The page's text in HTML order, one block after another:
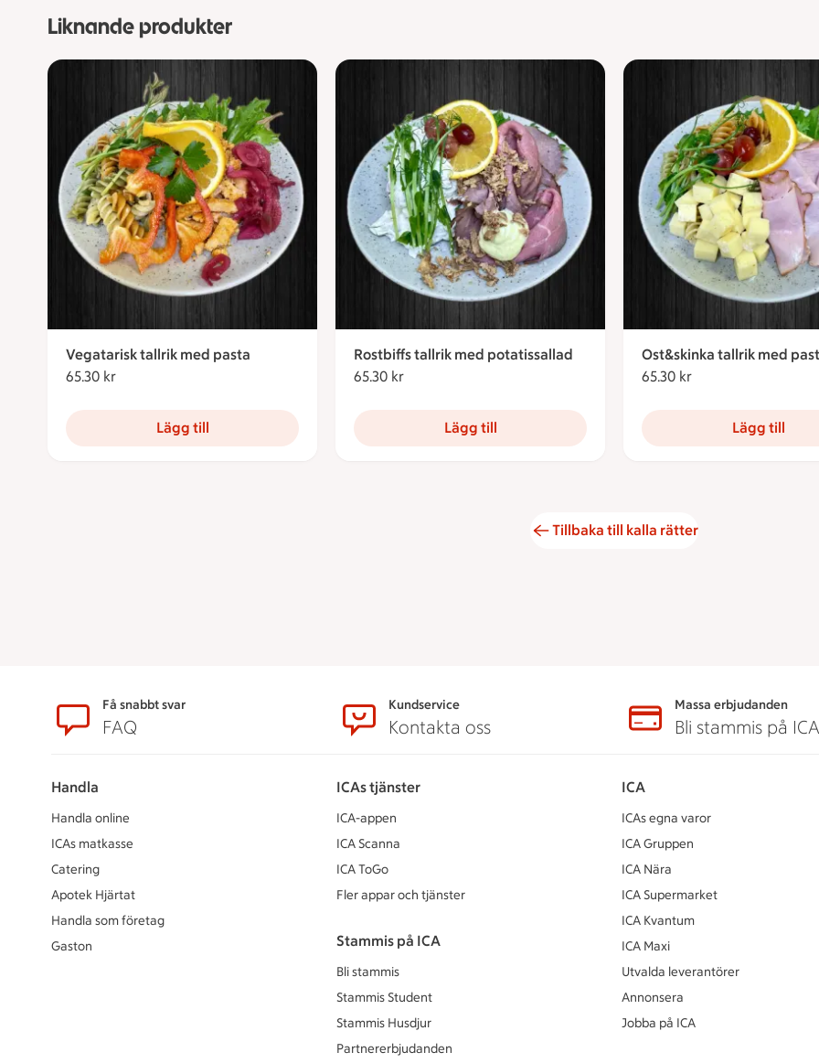
Liknande produkter
Vegatarisk tallrik med pasta
65.30 kr
Lägg till
Rostbiffs tallrik med potatissallad
65.30 kr
Lägg till
Ost&skinka tallrik med
65.30 kr
Lägg till
Tillbaka till kalla rätter
SidfotFå snabbt svar
FAQ
Kundservice
Kontakta oss
Massa erbjudanden
Bli stammis på ICA
Handla
Handla online
ICAs matkasse
Catering
Apotek Hjärtat
Handla som företag
Gaston
ICAs tjänster
ICA-appen
ICA Scanna
ICA ToGo
Fler appar och tjänster
Stammis på ICA
Bli stammis
Stammis Student
Stammis Husdjur
Partnererbjudanden
ICA
ICAs egna varor
ICA Gruppen
ICA Nära
ICA Supermarket
ICA Kvantum
ICA Maxi
Utvalda leverantörer
Annonsera
Jobba på ICA